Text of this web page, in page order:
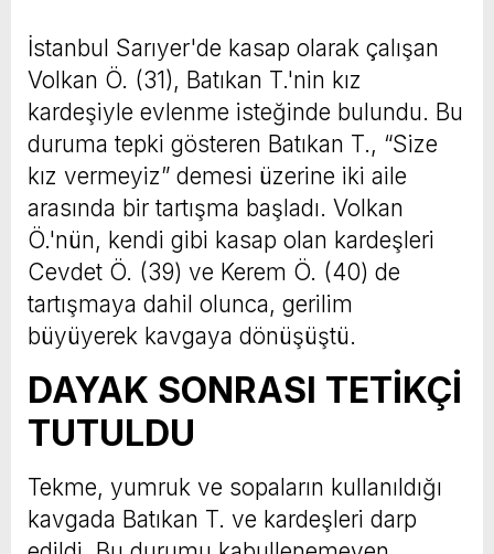
İstanbul Sarıyer'de kasap olarak çalışan
Volkan Ö. (31), Batıkan T.'nin kız
kardeşiyle evlenme isteğinde bulundu. Bu
duruma tepki gösteren Batıkan T., “Size
kız vermeyiz” demesi üzerine iki aile
arasında bir tartışma başladı. Volkan
Ö.'nün, kendi gibi kasap olan kardeşleri
Cevdet Ö. (39) ve Kerem Ö. (40) de
tartışmaya dahil olunca, gerilim
büyüyerek kavgaya dönüşüştü.
DAYAK SONRASI TETİKÇİ
TUTULDU
Tekme, yumruk ve sopaların kullanıldığı
kavgada Batıkan T. ve kardeşleri darp